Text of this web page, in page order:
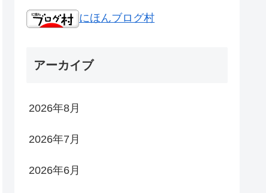
にほんブログ村
アーカイブ
2026年8月
2026年7月
2026年6月